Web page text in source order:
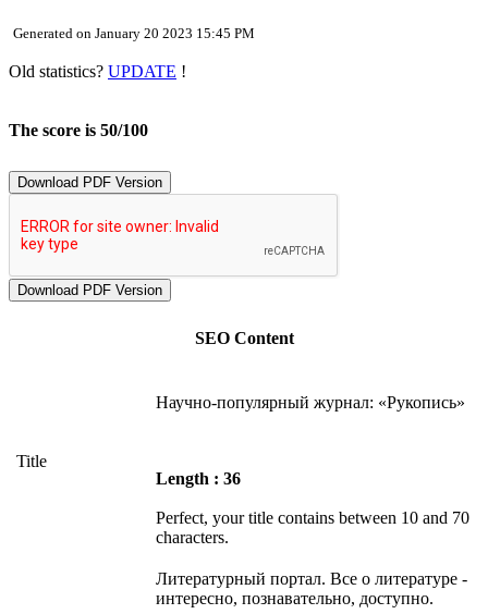
Generated on January 20 2023 15:45 PM
Old statistics? UPDATE !
The score is 50/100
Download PDF Version
SEO Content
Title
Научно-популярный журнал: «Рукопись»
Length : 36
Perfect, your title contains between 10 and 70
characters.
Литературный портал. Все о литературе -
интересно, познавательно, доступно.